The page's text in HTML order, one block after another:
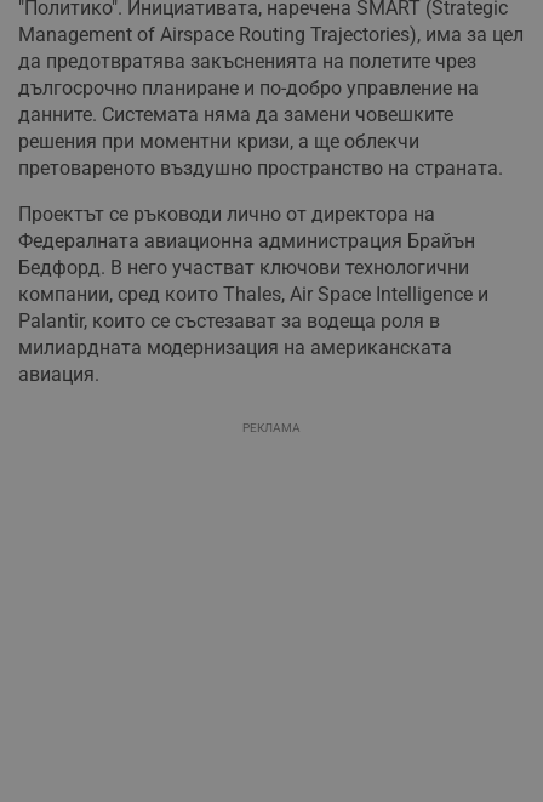
"Политико". Инициативата, наречена SMART (Strategic
Management of Airspace Routing Trajectories), има за цел
да предотвратява закъсненията на полетите чрез
дългосрочно планиране и по-добро управление на
данните. Системата няма да замени човешките
решения при моментни кризи, а ще облекчи
претовареното въздушно пространство на страната.
Проектът се ръководи лично от директора на
Федералната авиационна администрация Брайън
Бедфорд. В него участват ключови технологични
компании, сред които Thales, Air Space Intelligence и
Palantir, които се състезават за водеща роля в
милиардната модернизация на американската
авиация.
РЕКЛАМА